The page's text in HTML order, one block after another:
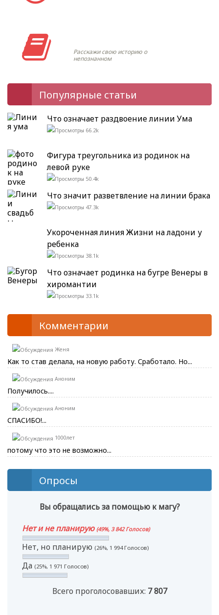
Расскажи свою историю о
непознанном
Популярные статьи
Что означает раздвоение линии Ума
66.2k
Фигура треугольника из родинок на
левой руке
50.4k
Что значит разветвление на линии брака
47.3k
Укороченная линия Жизни на ладони у
ребенка
38.1k
Что означает родинка на бугре Венеры в
хиромантии
33.1k
Комментарии
Женя
Как то став делала, на новую работу. Сработало. Но...
Аноним
Получилось....
Аноним
СПАСИБО!...
1000лет
потому что это не возможно...
Опросы
Вы обращались за помощью к магу?
Нет и не планирую (49%, 3 842 Голосов)
Нет, но планирую (26%, 1 994 Голосов)
Да (25%, 1 971 Голосов)
Всего проголосовавших: 7 807